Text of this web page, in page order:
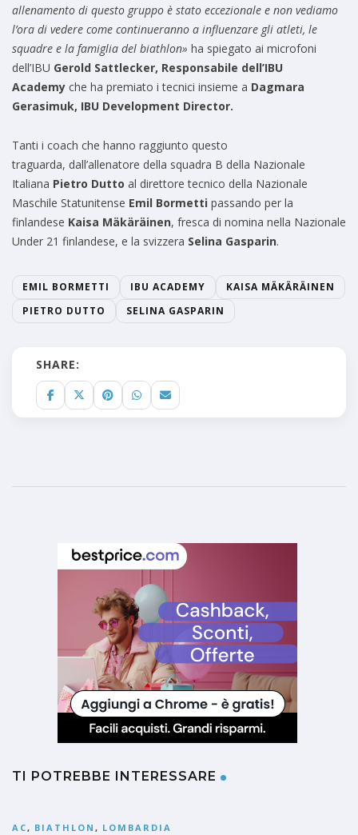
allenamento di questo gruppo è stato eccezionale e non vediamo
l’ora di vedere come continueranno a influenzare gli atleti, le
squadre e la famiglia del biathlon» ha spiegato ai microfoni
dell’IBU Gerold Sattlecker, Responsabile dell’IBU
Academy che ha premiato i tecnici insieme a Dagmara
Gerasimuk, IBU Development Director.
Tanti i coach che hanno raggiunto questo
traguarda, dall’allenatore della squadra B della Nazionale
Italiana Pietro Dutto al direttore tecnico della Nazionale
Maschile Statunitense Emil Bormetti passando per la
finlandese Kaisa Mäkäräinen, fresca di nomina nella Nazionale
Under 21 finlandese, e la svizzera Selina Gasparin.
EMIL BORMETTI IBU ACADEMY
KAISA MÄKÄRÄINEN
PIETRO DUTTO
SELINA GASPARIN
SHARE:
TI POTREBBE INTERESSARE
AC, BIATHLON , LOMBARDIA